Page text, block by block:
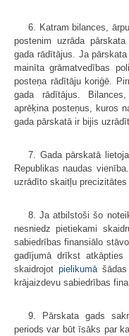
6. Katram bilances,
postenim uzrāda
gada rādītājus. Ja
mainīta grāmatvedības
posteņa rādītāju koriģē.
gada rādītājus.
aprēķina posteņus, kuros
gada pārskatā ir bijis
7. Gada pārskatā
Republikas naudas
uzrādīto skaitļu precizitātes
8. Ja atbilstoši šo
nesniedz pietiekami
sabiedrības finansiālo
gadījumā drīkst atkāpties
skaidrojot pielikumāšādas
krājaizdevu sabiedrības
9. Pārskata gads
periods var būt īsāks par